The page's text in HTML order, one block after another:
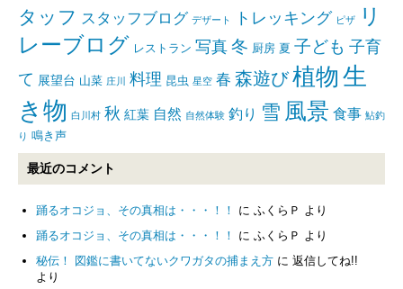
タッフ スタッフブログ デザート トレッキング ピザ
リ
レーブログ レストラン 写真冬 厨房 夏 子ども 子育
て 展望台 山菜 庄川 料理 昆虫 星空 春 森遊び植物 生
き物 白川村 秋 紅葉 自然 自然体験 釣り 雪 風景 食事 鮎釣
り 鳴き声
最近のコメント
踊るオコジョ、その真相は・・・！！ に ふくらＰ より
踊るオコジョ、その真相は・・・！！
に ふくらＰ より
秘伝！ 図鑑に書いてないクワガタの捕まえ方 に 返信してね!!
より